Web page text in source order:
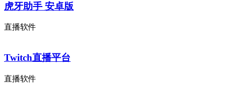
虎牙助手 安卓版
直播软件
Twitch直播平台
直播软件